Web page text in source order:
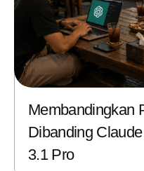
Membandingkan
Dibanding
3.1 Pro